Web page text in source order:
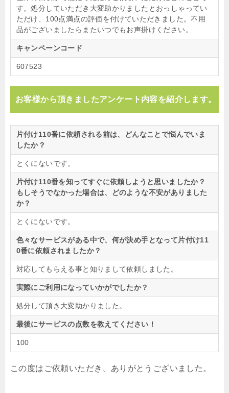
す。処分していただき大変助かりましたとおっしゃってい
ただけ、100点満点の評価を付けていただきました。不用
品がございましたらまたいつでもお声掛けください。
キャンペーンコード
607523
お客様から頂きましたアンケート内容を紹介します。
片付け110番に依頼される前は、どんなことで悩んでいま
したか？
とくにないです。
片付け110番を知ってすぐに依頼しようと思いましたか？
もしそうでなかった場合は、どのような不安がありました
か？
とくにないです。
色々なサービスがある中で、何が決め手となって片付け11
0番に依頼されましたか？
対応してもらえる事と知りまして依頼しました。
実際にご利用になっていかがでしたか？
処分して頂き大変助かりました。
最後にサービスの点数を教えてください！
100
この度はご依頼いただき、ありがとうございました。